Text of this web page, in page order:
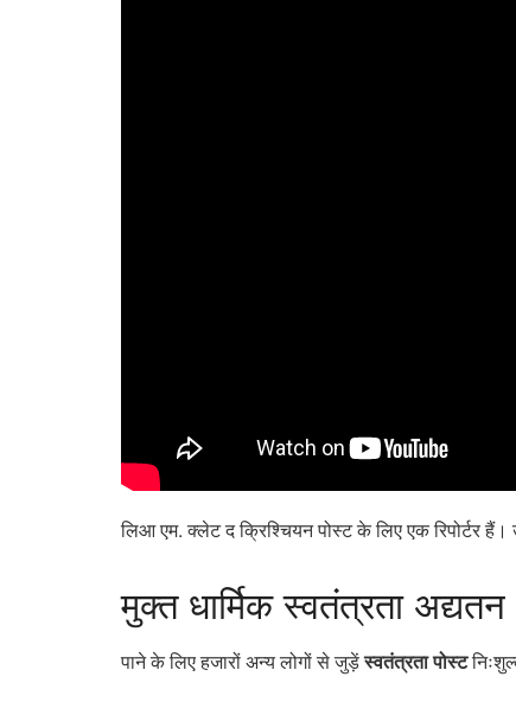
लिआ एम. क्लेट द क्रिश्चियन पोस्ट के लिए एक रिपोर्टर
मुक्तधार्मिक स्वतंत्रता अद्यतन
पाने के लिए हजारों अन्य लोगों से जुड़ेंस्वतंत्रता पोस्ट